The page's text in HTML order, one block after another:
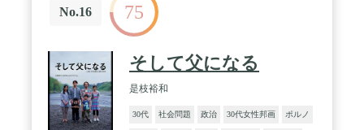
No.16 75
そして父になる
是枝裕和
30代 社会問題 政治 30代女性邦画 ポルノ